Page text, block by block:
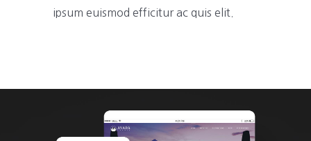
ipsum euismod efficitur ac quis elit.